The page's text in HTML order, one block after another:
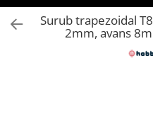
PET-G
Surub trapezoidal
2mm, avans